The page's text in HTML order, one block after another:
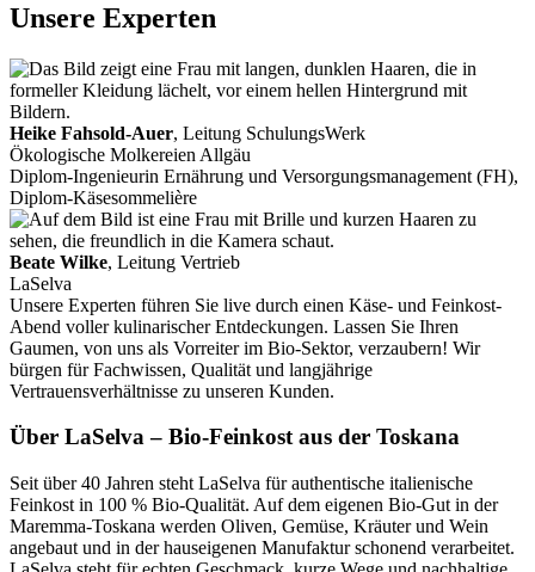
Unsere Experten
Heike Fahsold-Auer, Leitung SchulungsWerk
Ökologische Molkereien Allgäu
Diplom-Ingenieurin Ernährung und Versorgungsmanagement (FH),
Diplom-Käsesommelière
Beate Wilke, Leitung Vertrieb
LaSelva
Unsere Experten führen Sie live durch einen Käse- und Feinkost-
Abend voller kulinarischer Entdeckungen. Lassen Sie Ihren
Gaumen, von uns als Vorreiter im Bio-Sektor, verzaubern! Wir
bürgen für Fachwissen, Qualität und langjährige
Vertrauensverhältnisse zu unseren Kunden.
Über LaSelva – Bio-Feinkost aus der Toskana
Seit über 40 Jahren steht LaSelva für authentische italienische
Feinkost in 100 % Bio-Qualität. Auf dem eigenen Bio-Gut in der
Maremma-Toskana werden Oliven, Gemüse, Kräuter und Wein
angebaut und in der hauseigenen Manufaktur schonend verarbeitet.